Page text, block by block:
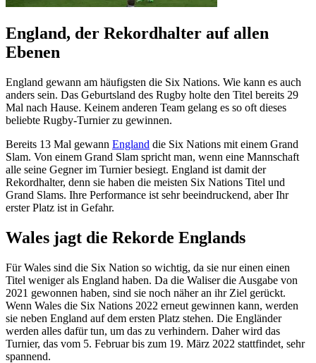
England, der Rekordhalter auf allen
Ebenen
England gewann am häufigsten die Six Nations. Wie kann es auch
anders sein. Das Geburtsland des Rugby holte den Titel bereits 29
Mal nach Hause. Keinem anderen Team gelang es so oft dieses
beliebte Rugby-Turnier zu gewinnen.
Bereits 13 Mal gewann England die Six Nations mit einem Grand
Slam. Von einem Grand Slam spricht man, wenn eine Mannschaft
alle seine Gegner im Turnier besiegt. England ist damit der
Rekordhalter, denn sie haben die meisten Six Nations Titel und
Grand Slams. Ihre Performance ist sehr beeindruckend, aber Ihr
erster Platz ist in Gefahr.
Wales jagt die Rekorde Englands
Für Wales sind die Six Nation so wichtig, da sie nur einen einen
Titel weniger als England haben. Da die Waliser die Ausgabe von
2021 gewonnen haben, sind sie noch näher an ihr Ziel gerückt.
Wenn Wales die Six Nations 2022 erneut gewinnen kann, werden
sie neben England auf dem ersten Platz stehen. Die Engländer
werden alles dafür tun, um das zu verhindern. Daher wird das
Turnier, das vom 5. Februar bis zum 19. März 2022 stattfindet, sehr
spannend.